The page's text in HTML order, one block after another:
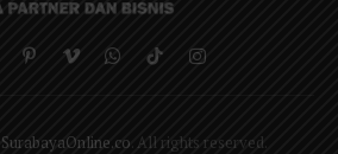
PinterestVimeoWhatsApp
TikTokInstagram
SurabayaOnline.co . All rights reserved.